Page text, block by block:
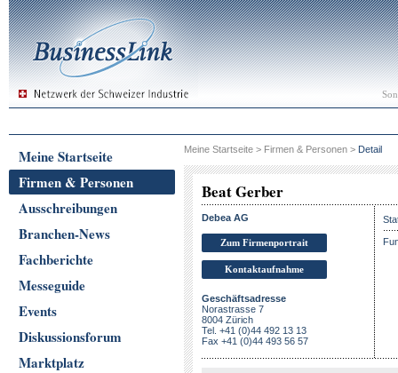
Meine Startseite
Firmen & Personen
Ausschreibungen
Branchen-News
Fachberichte
Messeguide
Events
Diskussionsforum
Marktplatz
Meine Startseite > Firmen & Personen > Detail
Beat Gerber
Debea AG
Zum Firmenportrait
Kontaktaufnahme
Geschäftsadresse
Norastrasse 7
8004 Zürich
Tel. +41 (0)44 492 13 13
Fax +41 (0)44 493 56 57